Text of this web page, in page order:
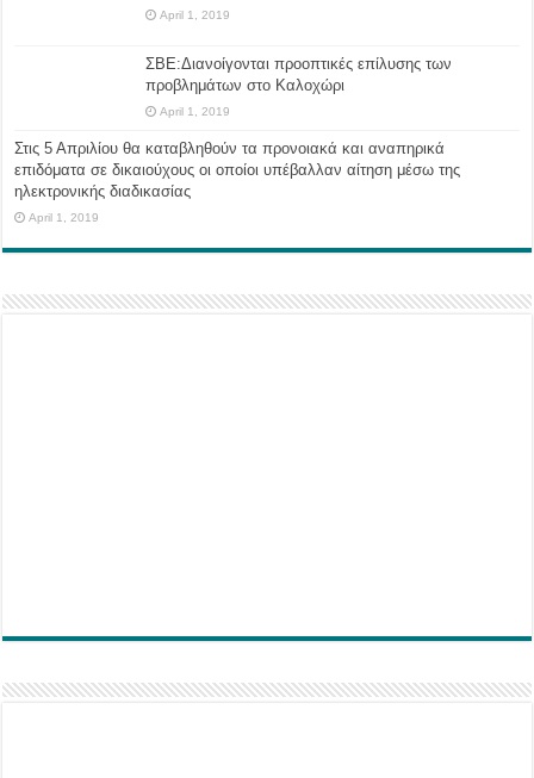
April 1, 2019
ΣΒΕ:Διανοίγονται προοπτικές επίλυσης των
προβλημάτων στο Καλοχώρι
April 1, 2019
Στις 5 Απριλίου θα καταβληθούν τα προνοιακά και αναπηρικά
επιδόματα σε δικαιούχους οι οποίοι υπέβαλλαν αίτηση μέσω της
ηλεκτρονικής διαδικασίας
April 1, 2019